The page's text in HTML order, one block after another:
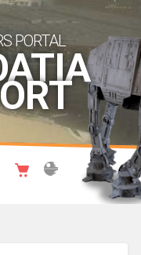
PORTAL